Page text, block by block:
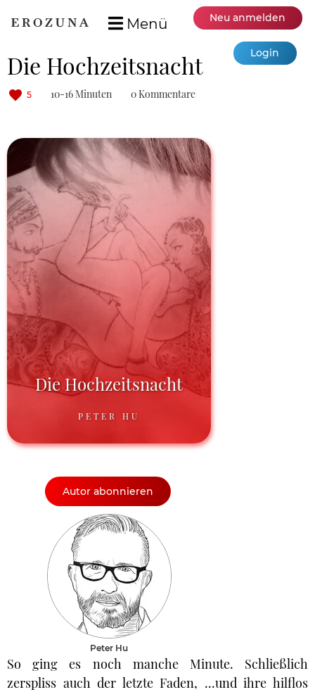
Menü Neu anmelden
Login
Die Hochzeitsnacht
5 10-16 Minuten 0 Kommentare
Die Hochzeitsnacht
PETER HU
Autor abonnieren
Peter Hu
So ging es noch manche Minute. Schließlich
zerspliss auch der letzte Faden, ...und ihre hilflos